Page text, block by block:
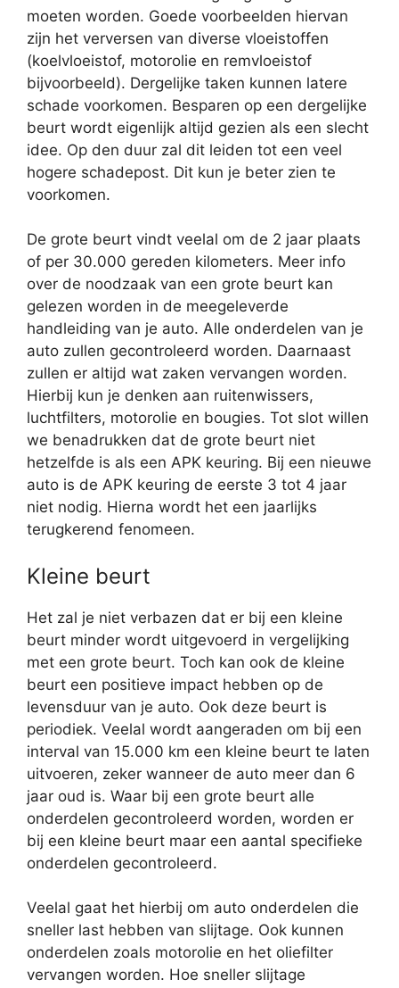
moeten worden. Goede voorbeelden hiervan
zijn het verversen van diverse vloeistoffen
(koelvloeistof, motorolie en remvloeistof
bijvoorbeeld). Dergelijke taken kunnen latere
schade voorkomen. Besparen op een dergelijke
beurt wordt eigenlijk altijd gezien als een slecht
idee. Op den duur zal dit leiden tot een veel
hogere schadepost. Dit kun je beter zien te
voorkomen.
De grote beurt vindt veelal om de 2 jaar plaats
of per 30.000 gereden kilometers. Meer info
over de noodzaak van een grote beurt kan
gelezen worden in de meegeleverde
handleiding van je auto. Alle onderdelen van je
auto zullen gecontroleerd worden. Daarnaast
zullen er altijd wat zaken vervangen worden.
Hierbij kun je denken aan ruitenwissers,
luchtfilters, motorolie en bougies. Tot slot willen
we benadrukken dat de grote beurt niet
hetzelfde is als een APK keuring. Bij een nieuwe
auto is de APK keuring de eerste 3 tot 4 jaar
niet nodig. Hierna wordt het een jaarlijks
terugkerend fenomeen.
Kleine beurt
Het zal je niet verbazen dat er bij een kleine
beurt minder wordt uitgevoerd in vergelijking
met een grote beurt. Toch kan ook de kleine
beurt een positieve impact hebben op de
levensduur van je auto. Ook deze beurt is
periodiek. Veelal wordt aangeraden om bij een
interval van 15.000 km een kleine beurt te laten
uitvoeren, zeker wanneer de auto meer dan 6
jaar oud is. Waar bij een grote beurt alle
onderdelen gecontroleerd worden, worden er
bij een kleine beurt maar een aantal specifieke
onderdelen gecontroleerd.
Veelal gaat het hierbij om auto onderdelen die
sneller last hebben van slijtage. Ook kunnen
onderdelen zoals motorolie en het oliefilter
vervangen worden. Hoe sneller slijtage